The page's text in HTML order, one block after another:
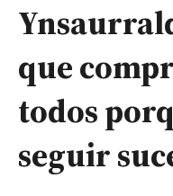
que
todos
seguir